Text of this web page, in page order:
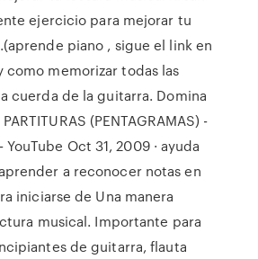
ejercicio para mejorar tu
piano , sigue el link en
como memorizar todas las
cuerda de la guitarra. Domina
(PENTAGRAMAS) -
YouTube Oct 31, 2009 · ayuda
a reconocer notas en
iniciarse de Una manera
musical. Importante para
de guitarra, flauta